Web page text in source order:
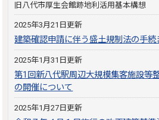
旧八代市厚生会館跡地利活用基本構想
2025年3月21日更新
建築確認申請に伴う盛土規制法の手続
2025年1月31日更新
第1回新八代駅周辺大規模集客施設等
の開催について
2025年1月27日更新